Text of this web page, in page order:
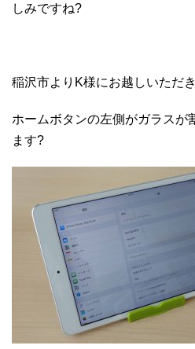
しみですね?
稲沢市よりK様にお越しいただ
ホームボタンの左側がガラスが
ます?